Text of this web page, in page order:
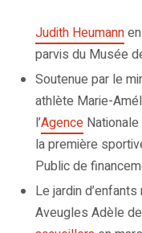
Judith Heumann
parvis du Musée
Soutenue par le
athlète Marie-
l’Agence
la première
Public de
Le jardin
Aveugles Adèle